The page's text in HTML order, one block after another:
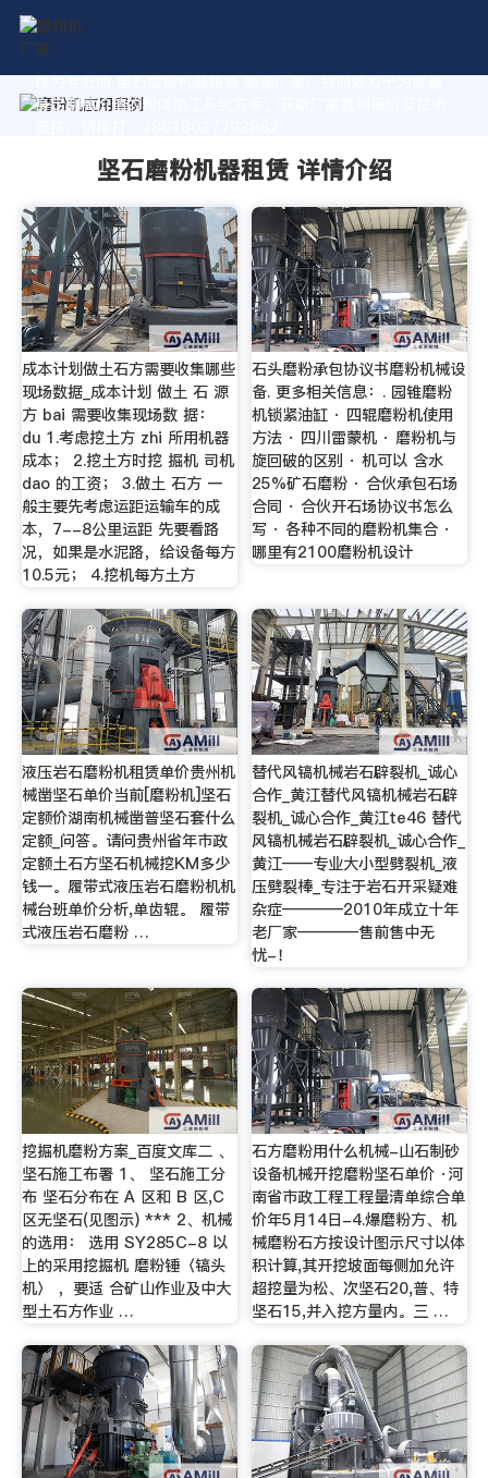
作为专业的 坚石磨粉机器租赁 制造厂家，我们致力于为您量
身定制高价值的粉体加工系统方案。获取厂家直销报价及技术
坚石磨粉机器租赁 详情介绍
成本计划做土石方需要收集哪些
现场数据_成本计划 做土 石 源
方 bai 需要收集现场数 据：
du 1.考虑挖土方 zhi 所用机器
成本； 2.挖土方时挖 掘机 司机
dao 的工资； 3.做土 石方 一
般主要先考虑运距运输车的成
本，7--8公里运距 先要看路
况，如果是水泥路，给设备每方
10.5元； 4.挖机每方土方
石头磨粉承包协议书磨粉机械设
备. 更多相关信息：. 园锥磨粉
机锁紧油缸 · 四辊磨粉机使用
方法 · 四川雷蒙机 · 磨粉机与
旋回破的区别 · 机可以 含水
25%矿石磨粉 · 合伙承包石场
合同 · 合伙开石场协议书怎么
写 · 各种不同的磨粉机集合 ·
哪里有2100磨粉机设计
液压岩石磨粉机租赁单价贵州机
械凿坚石单价当前[磨粉机]坚石
定额价湖南机械凿普坚石套什么
定额_问答。请问贵州省年市政
定额土石方坚石机械挖KM多少
钱一。履带式液压岩石磨粉机机
械台班单价分析,单齿辊。 履带
式液压岩石磨粉 …
替代风镐机械岩石辟裂机_诚心
合作_黄江替代风镐机械岩石辟
裂机_诚心合作_黄江te46 替代
风镐机械岩石辟裂机_诚心合作_
黄江——专业大小型劈裂机_液
压劈裂棒_专注于岩石开采疑难
杂症————2010年成立十年
老厂家————售前售中无
忧-！
挖掘机磨粉方案_百度文库二 、
坚石施工布署 1、 坚石施工分
布 坚石分布在 A 区和 B 区,C
区无坚石(见图示) *** 2、机械
的选用： 选用 SY285C-8 以
上的采用挖掘机 磨粉锤〈镐头
机〉 ，要适 合矿山作业及中大
型土石方作业 …
石方磨粉用什么机械-山石制砂
设备机械开挖磨粉坚石单价 ·河
南省市政工程工程量清单综合单
价年5月14日-4.爆磨粉方、机
械磨粉石方按设计图示尺寸以体
积计算,其开挖坡面每侧加允许
超挖量为松、次坚石20,普、特
坚石15,并入挖方量内。三 …